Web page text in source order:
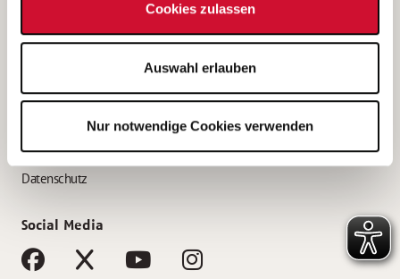
Cookies zulassen
Auswahl erlauben
Nur notwendige Cookies verwenden
Bewerbung als Erzieher*in
AWO Gliederungen nach Bundesland
Impressum
Datenschutz
Social Media